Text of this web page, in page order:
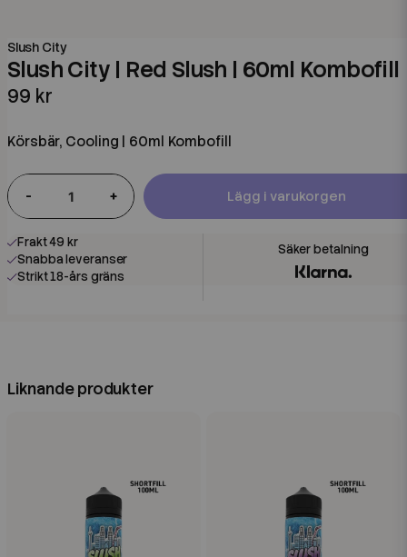
Slush City
Slush City | Red Slush | 60ml Kombofill
99 kr
Körsbär, Cooling | 60ml Kombofill
- + Lägg i varukorgen
Frakt 49 kr
Snabba leveranser
Strikt 18-års gräns
Liknande produkter